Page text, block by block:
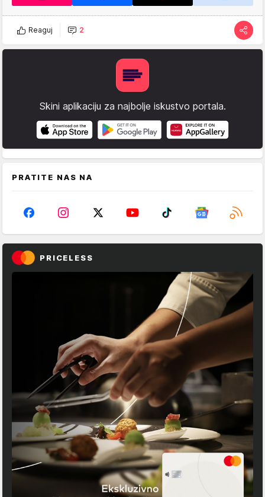
Reaguj 2
Skini aplikaciju za najbolje iskustvo portala.
PRATITE NAS NA
PRICELESS